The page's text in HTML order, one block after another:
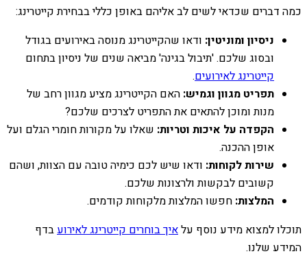
כמה דברים שכדאי לשים לב אליהם באופן כללי בבחירת קייטרינג:
ניסיון ומוניטין: ודאו שהקייטרינג מנוסה באירועים בגודל
ובסוג שלכם. 'תיבול בגינה' מביאה שנים של ניסיון בתחום
קייטרינג לאירועים.
תפריט מגוון וגמיש: האם הקייטרינג מציע מגוון רחב של
מנות ומוכן להתאים את התפריט לצרכים שלכם?
הקפדה על איכות וטריות: שאלו על מקורות חומרי הגלם ועל
אופן ההכנה.
שירות לקוחות: ודאו שיש לכם כימיה טובה עם הצוות, ושהם
קשובים לבקשות ולרצונות שלכם.
המלצות: חפשו המלצות מלקוחות קודמים.
תוכלו למצוא מידע נוסף עלאיך בוחרים קייטרינג לאירועבדף
המידע שלנו.